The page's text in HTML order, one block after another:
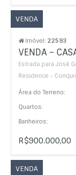
VENDA
Imóvel: 22593
VENDA –
Estrada para José
Residence -
Área do Terreno:
Quartos:
Banheiros:
R$900.000,00
VENDA